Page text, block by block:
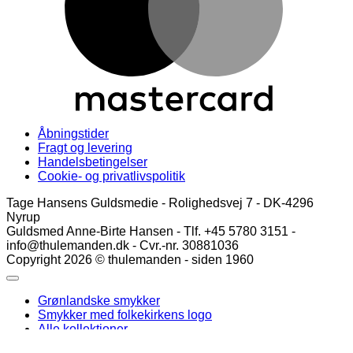
Åbningstider
Fragt og levering
Handelsbetingelser
Cookie- og privatlivspolitik
Tage Hansens Guldsmedie - Rolighedsvej 7 - DK-4296
Nyrup
Guldsmed Anne-Birte Hansen - Tlf. +45 5780 3151 -
info@thulemanden.dk - Cvr.-nr. 30881036
Copyright 2026 © thulemanden - siden 1960
Grønlandske smykker
Smykker med folkekirkens logo
Alle kollektioner